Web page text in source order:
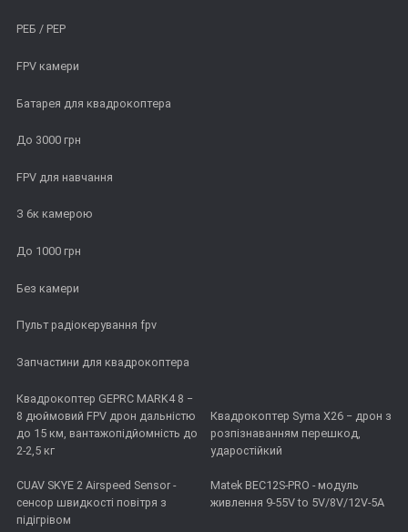
РЕБ / РЕР
FPV камери
Батарея для квадрокоптера
До 3000 грн
FPV для навчання
З 6к камерою
До 1000 грн
Без камери
Пульт радіокерування fpv
Запчастини для квадрокоптера
Квадрокоптер GEPRC MARK4 8 −
8 дюймовий FPV дрон дальністю
до 15 км, вантажопідйомність до
2-2,5 кг
CUAV SKYE 2 Airspeed Sensor -
сенсор швидкості повітря з
підігрівом
Квадрокоптер Syma X26 − дрон з
розпізнаванням перешкод,
ударостійкий
Matek BEC12S-PRO - модуль
живлення 9-55V to 5V/8V/12V-5A